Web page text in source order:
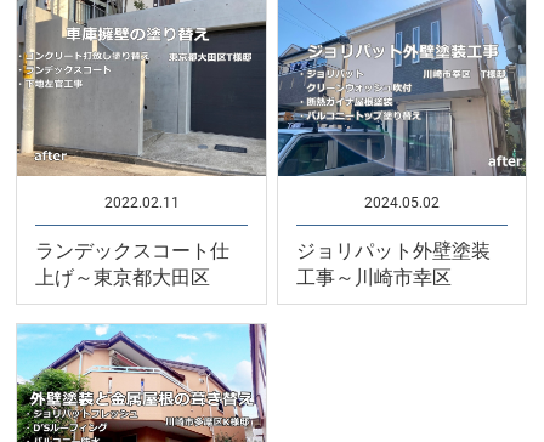
2022.02.11
ランデックスコート仕
上げ～東京都大田区
2024.05.02
ジョリパット外壁塗装
工事～川崎市幸区